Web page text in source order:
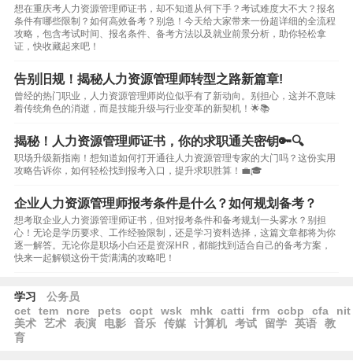
想在重庆考人力资源管理师证书，却不知道从何下手？考试难度大不大？报名
条件有哪些限制？如何高效备考？别急！今天给大家带来一份超详细的全流程
攻略，包含考试时间、报名条件、备考方法以及就业前景分析，助你轻松拿
证，快收藏起来吧！
告别旧规！揭秘人力资源管理师转型之路新篇章!
曾经的热门职业，人力资源管理师岗位似乎有了新动向。别担心，这并不意味
着传统角色的消逝，而是技能升级与行业变革的新契机！🌟📚
揭秘！人力资源管理师证书，你的求职通关密钥🔑🔍
职场升级新指南！想知道如何打开通往人力资源管理专家的大门吗？这份实用
攻略告诉你，如何轻松找到报考入口，提升求职胜算！💼🎓
企业人力资源管理师报考条件是什么？如何规划备考？
想考取企业人力资源管理师证书，但对报考条件和备考规划一头雾水？别担
心！无论是学历要求、工作经验限制，还是学习资料选择，这篇文章都将为你
逐一解答。无论你是职场小白还是资深HR，都能找到适合自己的备考方案，
快来一起解锁这份干货满满的攻略吧！
学习
公务员
cet
tem ncre pets ccpt wsk mhk catti frm ccbp cfa
nit
美术
艺术 表演 电影 音乐 传媒 计算机 考试 留学 英语
教
育